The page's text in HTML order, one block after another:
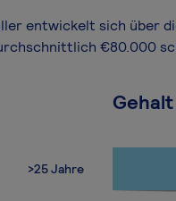
entwickelt sich über
€80.000
>25 Jahre